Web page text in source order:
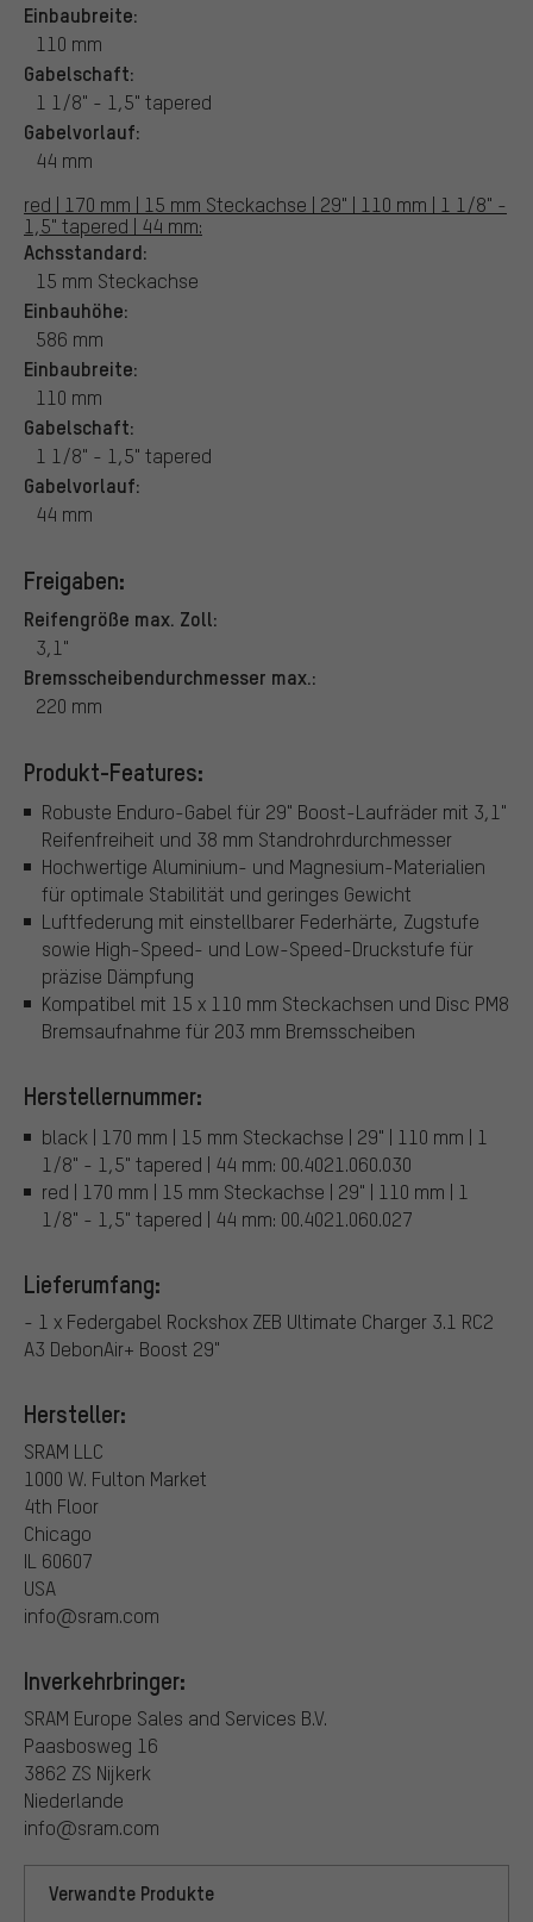
Einbaubreite:
110 mm
Gabelschaft:
1 1/8" - 1,5" tapered
Gabelvorlauf:
44 mm
red | 170 mm | 15 mm Steckachse | 29" | 110 mm | 1 1/8" -
1,5" tapered | 44 mm:
Achsstandard:
15 mm Steckachse
Einbauhöhe:
586 mm
Einbaubreite:
110 mm
Gabelschaft:
1 1/8" - 1,5" tapered
Gabelvorlauf:
44 mm
Freigaben:
Reifengröße max. Zoll:
3,1"
Bremsscheibendurchmesser max.:
220 mm
Produkt-Features:
Robuste Enduro-Gabel für 29" Boost-Laufräder mit 3,1"
Reifenfreiheit und 38 mm Standrohrdurchmesser
Hochwertige Aluminium- und Magnesium-Materialien
für optimale Stabilität und geringes Gewicht
Luftfederung mit einstellbarer Federhärte, Zugstufe
sowie High-Speed- und Low-Speed-Druckstufe für
präzise Dämpfung
Kompatibel mit 15 x 110 mm Steckachsen und Disc PM8
Bremsaufnahme für 203 mm Bremsscheiben
Herstellernummer:
black | 170 mm | 15 mm Steckachse | 29" | 110 mm | 1
1/8" - 1,5" tapered | 44 mm: 00.4021.060.030
red | 170 mm | 15 mm Steckachse | 29" | 110 mm | 1
1/8" - 1,5" tapered | 44 mm: 00.4021.060.027
Lieferumfang:
- 1 x Federgabel Rockshox ZEB Ultimate Charger 3.1 RC2
A3 DebonAir+ Boost 29"
Hersteller:
SRAM LLC
1000 W. Fulton Market
4th Floor
Chicago
IL 60607
USA
info@sram.com
Inverkehrbringer:
SRAM Europe Sales and Services B.V.
Paasbosweg 16
3862 ZS Nijkerk
Niederlande
info@sram.com
Verwandte Produkte